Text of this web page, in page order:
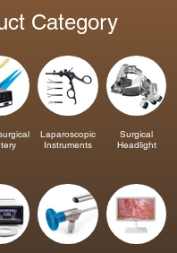
Category
Laparoscopic
Instruments
Surgical
Headlight